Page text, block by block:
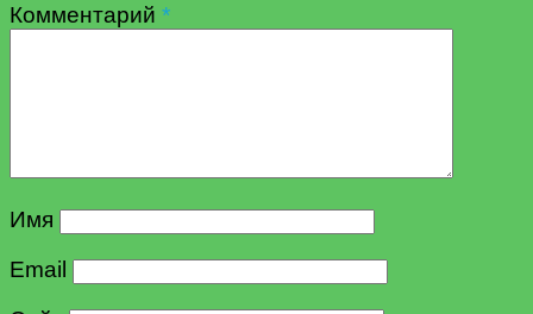
Комментарий *
Имя
Email